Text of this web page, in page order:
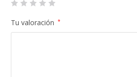
Tu valoración *